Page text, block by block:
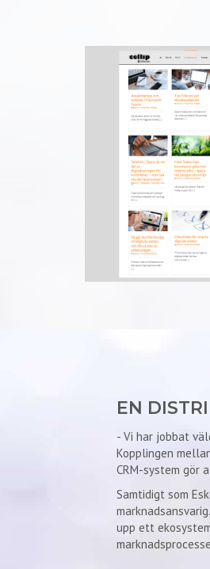
EN
- Vi har jobbat
Kopplingen
CRM-system gör
Samtidigt som
upp ett